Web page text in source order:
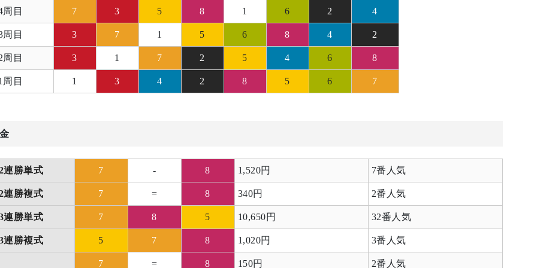
周目 7 3 5 8 1 6 2 4
周目 3 7 1 5 6 8 4 2
周目 3 1 7 2 5 4 6 8
周目 1 3 4 2 8 5 6 7
連勝単式 7 - 8 1,520円 7番人気
連勝複式 7 = 8 340円 2番人気
連勝単式 7 8 5 10,650円 32番人気
連勝複式 5 7 8 1,020円 3番人気
7 = 8 150円 2番人気